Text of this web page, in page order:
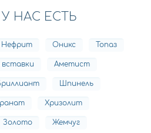
НАС ЕСТЬ
Нефрит Оникс Топаз
вставки Аметист
Шпинель
Гранат Хризолит
Золото Жемчуг